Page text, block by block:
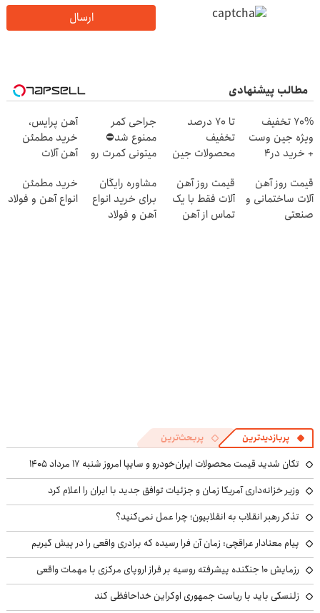
ارسال
مطالب پیشنهادی
70% تخفیف
ویژه جین وست
+ خرید در4
تا 70 درصد
تخفیف
محصولات جین
4 قسط
جراحی کمر
ممنوع شد⛔
میتونی کمرت رو
کنی! 👈🏻
پرسش‌نامه
آهن پرایس،
خرید مطمئن
آهن آلات
قیمت روز آهن
آلات ساختمانی و
صنعتی
قیمت روز آهن
آلات فقط با یک
تماس از آهن
مشاوره رایگان
برای خرید انواع
آهن و فولاد
خرید مطمئن
انواع آهن و فولاد
پربازدیدترین پربحث‌ترین
تکان شدید قیمت محصولات ایران‌خودرو و سایپا امروز شنبه ۱۷ مرداد ۱۴۰۵
وزیر خزانه‌داری آمریکا زمان و جزئیات توافق جدید با ایران را اعلام کرد
تذکر رهبر انقلاب به انقلابیون؛ چرا عمل نمی‌کنید؟
پیام معنادار عراقچی: زمان آن فرا رسیده که برادری واقعی را در پیش گیریم
رزمایش ۱۰ جنگنده پیشرفته روسیه بر فراز اروپای مرکزی با مهمات واقعی
زلنسکی باید با ریاست جمهوری اوکراین خداحافظی کند